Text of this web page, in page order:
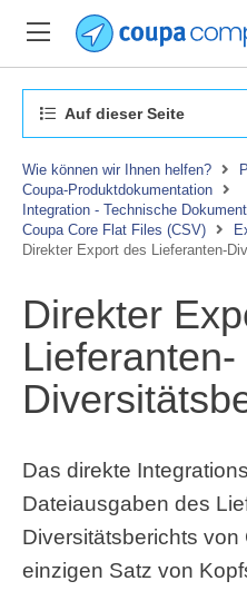
Auf dieser Seite
Wie können wir Ihnen helfen?
Coupa-Produktdokumentation
Integration - Technische
Coupa Core Flat Files (CSV)
Direkter Export des Lieferanten-
Direkter
Lieferanten-
Das direkte
Dateiausgaben des
Diversitätsberichts
einzigen Satz von